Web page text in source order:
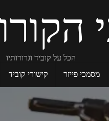
הכל על קוביד וגרורותיו
מסמכי פייזר קישורי קוביד